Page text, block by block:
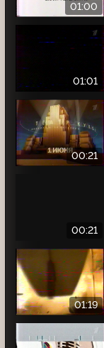
01:00
01:01
00:21
00:21
01:19